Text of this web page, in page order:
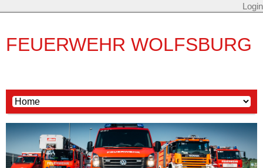
Login
FEUERWEHR WOLFSBURG